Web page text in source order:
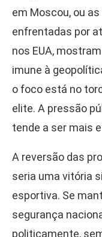
em Moscou, ou
enfrentadas por
nos EUA,
imune à
o foco está no
elite. A pressão
tende a ser mais
A reversão das
seria uma vitória
esportiva. Se
segurança
politicamente,